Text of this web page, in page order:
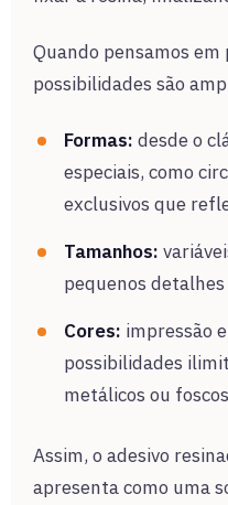
Quando pensamos em
possibilidades são
Formas: desde o
especiais, como
exclusivos que
Tamanhos:
pequenos
Cores: impressão
possibilidades
metálicos ou
Assim, o adesivo
apresenta como uma